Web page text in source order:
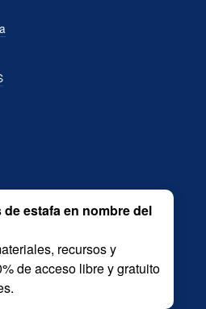
estafa en nombre del
recursos y
de acceso libre y gratuito